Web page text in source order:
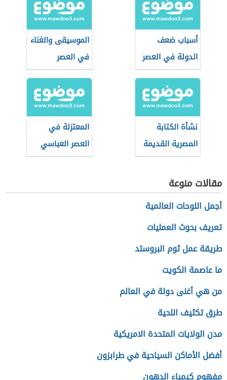
أسباب ضعف
الدولة في العصر
العباسي الثاني؟
الموسيقى والغناء
في العصر
العباسي الأول
نشأة الكتابة
المصرية القديمة
المعتزلة في
العصر العباسي
الثاني
مقالات منوعة
أجمل اللوحات العالمية
تعريف بحوث العمليات
طريقة عمل ثوم البروستد
ما عاصمة الكويت
من هي أغنى دولة في العالم
طرق تكثيف اللحية
مدن الولايات المتحدة الامريكية
أفضل الأماكن السياحية في طرابزون
مفهوم كيمياء الدهون